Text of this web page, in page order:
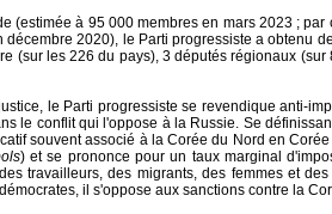
(estimée à 95 000 membres en mars 2023 ;
décembre 2020), le Parti progressiste a obtenu
(sur les 226 du pays), 3 députés régionaux
le Parti progressiste se revendique anti-
le conflit qui l'oppose à la Russie. Se
souvent associé à la Corée du Nord en
) et se prononce pour un taux marginal
travailleurs, des migrants, des femmes et
il s'oppose aux sanctions contre la